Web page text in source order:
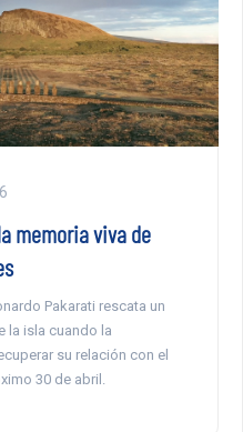
memoria viva de
Pakarati rescata un
la isla cuando la
su relación con el
30 de abril.